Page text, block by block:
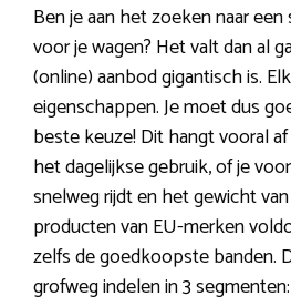
Ben je aan het zoeken naar
voor je wagen? Het valt dan al
(online) aanbod gigantisch is.
eigenschappen. Je moet dus
beste keuze! Dit hangt vooral
het dagelijkse gebruik, of je
snelweg rijdt en het gewicht
producten van EU-merken
zelfs de goedkoopste banden.
grofweg indelen in 3 segmenten: